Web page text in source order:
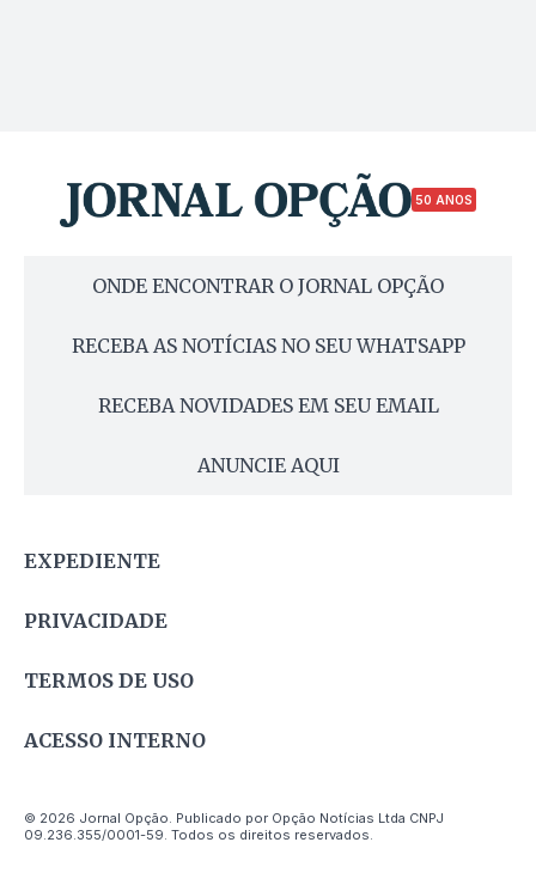
50 ANOS
ONDE ENCONTRAR O JORNAL OPÇÃO
RECEBA AS NOTÍCIAS NO SEU WHATSAPP
RECEBA NOVIDADES EM SEU EMAIL
ANUNCIE AQUI
EXPEDIENTE
PRIVACIDADE
TERMOS DE USO
ACESSO INTERNO
© 2026 Jornal Opção. Publicado por Opção Notícias Ltda CNPJ
09.236.355/0001-59. Todos os direitos reservados.